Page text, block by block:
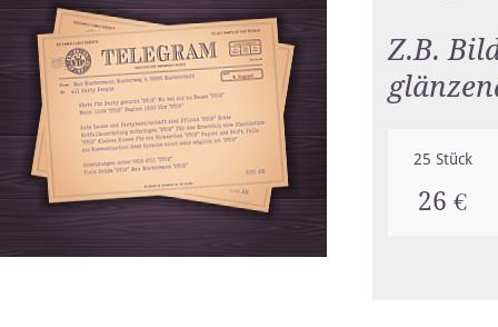
Z.B.
25 Stück
26 €